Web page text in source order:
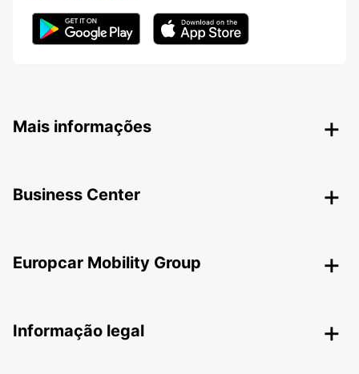
Mais informações
Business Center
Europcar Mobility Group
Informação legal